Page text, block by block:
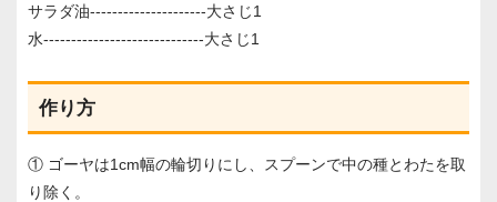
サラダ油---------------------大さじ1
水-----------------------------大さじ1
作り方
① ゴーヤは1cm幅の輪切りにし、スプーンで中の種とわたを取
り除く。